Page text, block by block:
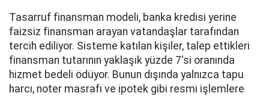
Tasarruf finansman modeli, banka kredisi yerine
faizsiz finansman arayan vatandaşlar tarafından
tercih ediliyor. Sisteme katılan kişiler, talep ettikleri
finansman tutarının yaklaşık yüzde 7'si oranında
hizmet bedeli ödüyor. Bunun dışında yalnızca tapu
harcı, noter masrafı ve ipotek gibi resmi işlemlere